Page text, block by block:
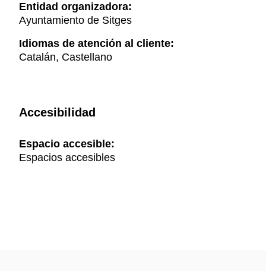
Entidad organizadora:
Ayuntamiento de Sitges
Idiomas de atención al cliente:
Catalán, Castellano
Accesibilidad
Espacio accesible:
Espacios accesibles